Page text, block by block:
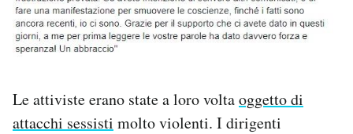
Le attiviste erano state a loro voltaoggetto di
attacchi sessisti molto violenti. I dirigenti